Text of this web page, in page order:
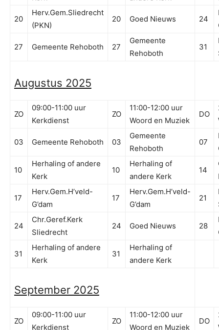
20
Herv.Gem.Sliedrecht
(PKN)
20 Goed Nieuws 24
27 Gemeente Rehoboth 27
Gemeente
Rehoboth
31
Augustus 2025
ZO
09:00-11:00 uur
Kerkdienst
ZO
11:00-12:00 uur
Woord en Muziek
DO
03 Gemeente Rehoboth 03
Gemeente
Rehoboth
07
10
Herhaling of andere
Kerk
10
Herhaling of
andere Kerk
14
17
Herv.Gem.H’veld-
G’dam
17
Herv.Gem.H’veld-
G’dam
21
24
Chr.Geref.Kerk
Sliedrecht
24 Goed Nieuws 28
31
Herhaling of andere
Kerk
31
Herhaling of
andere Kerk
September 2025
ZO
09:00-11:00 uur
Kerkdienst
ZO
11:00-12:00 uur
Woord en Muziek
DO